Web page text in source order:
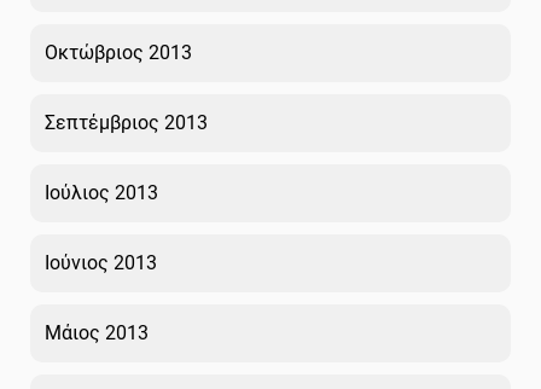
Οκτώβριος 2013
Σεπτέμβριος 2013
Ιούλιος 2013
Ιούνιος 2013
Μάιος 2013